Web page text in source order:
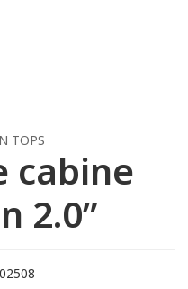
TOPS
cabine
2.0”